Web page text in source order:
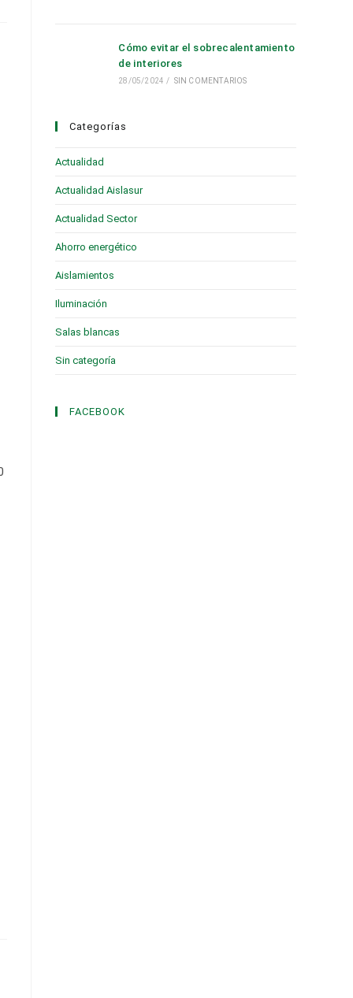
Cómo evitar el sobrecalentamiento
de interiores
28/05/2024 / SIN COMENTARIOS
Categorías
Actualidad
Actualidad Aislasur
Actualidad Sector
Ahorro energético
Aislamientos
Iluminación
Salas blancas
Sin categoría
FACEBOOK